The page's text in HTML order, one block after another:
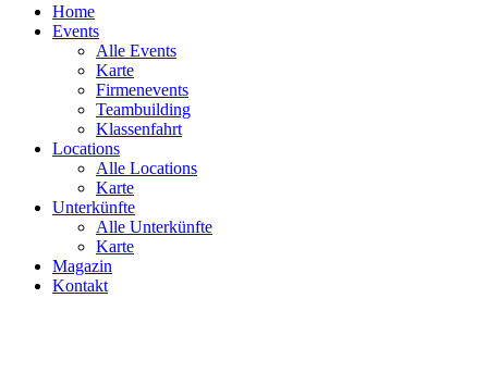
Home
Events
Alle Events
Karte
Firmenevents
Teambuilding
Klassenfahrt
Locations
Alle Locations
Karte
Unterkünfte
Alle Unterkünfte
Karte
Magazin
Kontakt